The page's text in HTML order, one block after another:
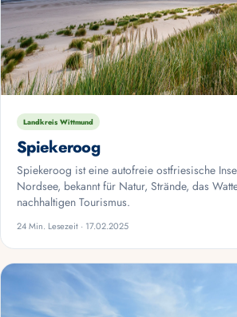
Landkreis Wittmund
Spiekeroog
Spiekeroog ist eine autofreie ostfriesische
Nordsee, bekannt für Natur, Strände, das
nachhaltigen Tourismus.
24 Min. Lesezeit · 17.02.2025